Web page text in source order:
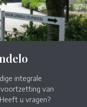
integrale
van
u vragen?